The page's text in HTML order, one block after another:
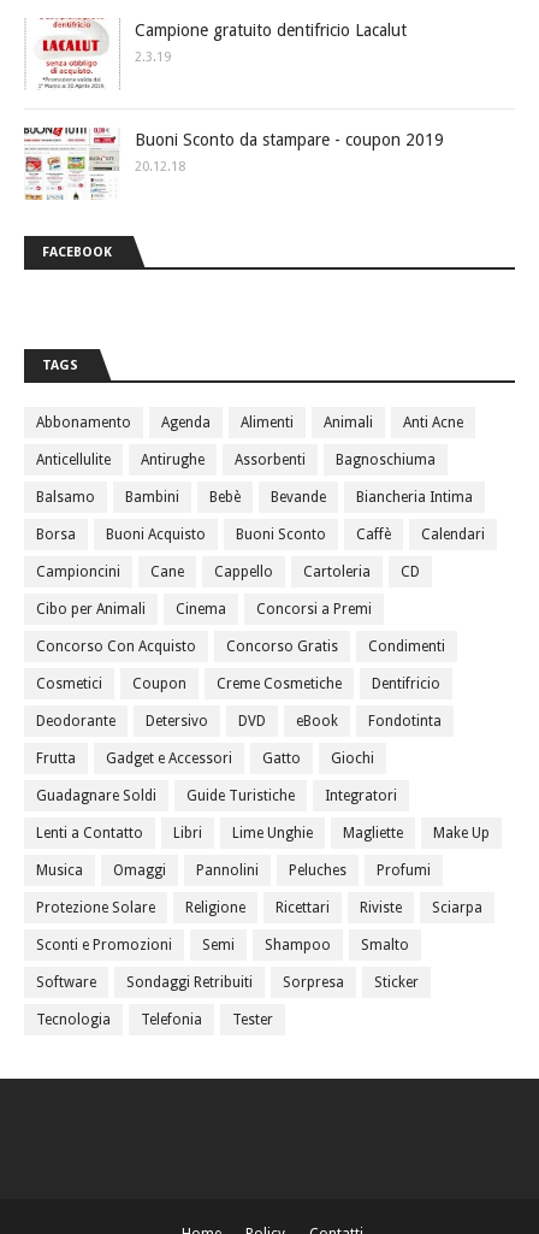
Campione gratuito dentifricio Lacalut
2.3.19
Buoni Sconto da stampare - coupon 2019
20.12.18
FACEBOOK
TAGS
Abbonamento Agenda Alimenti Animali Anti Acne
Anticellulite Antirughe Assorbenti Bagnoschiuma
Balsamo Bambini Bebè Bevande Biancheria Intima
Borsa Buoni Acquisto Buoni Sconto Caffè Calendari
Campioncini Cane Cappello Cartoleria CD
Cibo per Animali Cinema Concorsi a Premi
Concorso Con Acquisto Concorso Gratis Condimenti
Cosmetici Coupon Creme Cosmetiche Dentifricio
Deodorante Detersivo DVD eBook Fondotinta
Frutta Gadget e Accessori Gatto Giochi
Guadagnare Soldi Guide Turistiche Integratori
Lenti a Contatto Libri Lime Unghie Magliette Make Up
Musica Omaggi Pannolini Peluches Profumi
Protezione Solare Religione Ricettari Riviste Sciarpa
Sconti e Promozioni Semi Shampoo Smalto
Software Sondaggi Retribuiti Sorpresa Sticker
Tecnologia Telefonia Tester